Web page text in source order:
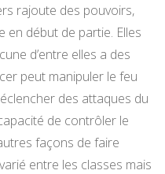
rajoute des pouvoirs,
en début de partie. Elles
d’entre elles a des
peut manipuler le feu
des attaques du
de contrôler le
façons de faire
entre les classes mais